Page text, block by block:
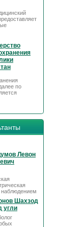
по
Левон
Шахзод
угли